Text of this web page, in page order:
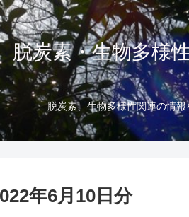
脱炭素・生物多様
脱炭素、生物多様性関連の情報
年6月10日分